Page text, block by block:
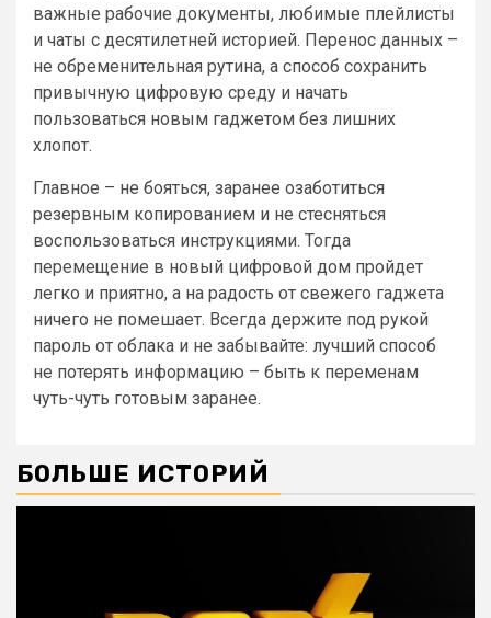
важные рабочие документы, любимые плейлисты
и чаты с десятилетней историей. Перенос данных –
не обременительная рутина, а способ сохранить
привычную цифровую среду и начать
пользоваться новым гаджетом без лишних
хлопот.
Главное – не бояться, заранее озаботиться
резервным копированием и не стесняться
воспользоваться инструкциями. Тогда
перемещение в новый цифровой дом пройдет
легко и приятно, а на радость от свежего гаджета
ничего не помешает. Всегда держите под рукой
пароль от облака и не забывайте: лучший способ
не потерять информацию – быть к переменам
чуть-чуть готовым заранее.
БОЛЬШЕ ИСТОРИЙ